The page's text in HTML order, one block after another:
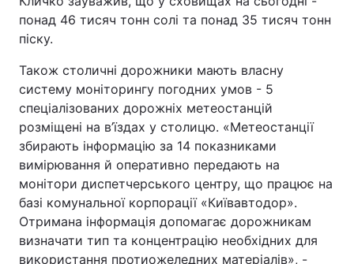
понад 46 тисяч тонн солі та понад 35 тисяч тонн
піску.
Також столичні дорожники мають власну
систему моніторингу погодних умов - 5
спеціалізованих дорожніх метеостанцій
розміщені на в’їздах у столицю. «Метеостанції
збирають інформацію за 14 показниками
вимірювання й оперативно передають на
монітори диспетчерського центру, що працює на
базі комунальної корпорації «Київавтодор».
Отримана інформація допомагає дорожникам
визначати тип та концентрацію необхідних для
використання протиожеледних матеріалів», -